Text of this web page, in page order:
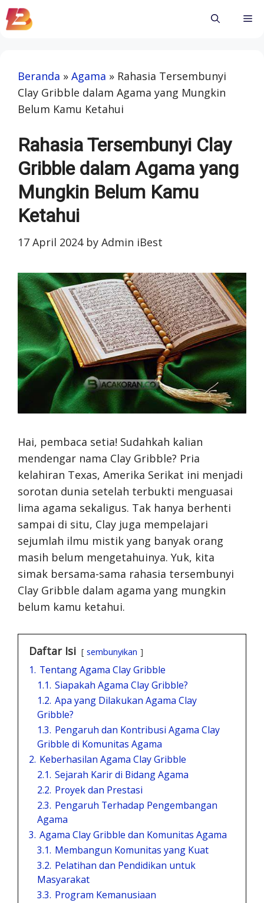
Skip
to
Beranda » Agama » Rahasia Tersembunyi
Clay Gribble dalam Agama yang Mungkin
Belum Kamu Ketahui
Rahasia Tersembunyi Clay
Gribble dalam Agama yang
Mungkin Belum Kamu
Ketahui
17 April 2024 by Admin iBest
Hai, pembaca setia! Sudahkah kalian
mendengar nama Clay Gribble? Pria
kelahiran Texas, Amerika Serikat ini menjadi
sorotan dunia setelah terbukti menguasai
lima agama sekaligus. Tak hanya berhenti
sampai di situ, Clay juga mempelajari
sejumlah ilmu mistik yang banyak orang
masih belum mengetahuinya. Yuk, kita
simak bersama-sama rahasia tersembunyi
Clay Gribble dalam agama yang mungkin
belum kamu ketahui.
Daftar Isi sembunyikan
1. Tentang Agama Clay Gribble
1.1. Siapakah Agama Clay Gribble?
1.2. Apa yang Dilakukan Agama Clay
Gribble?
1.3. Pengaruh dan Kontribusi Agama Clay
Gribble di Komunitas Agama
2. Keberhasilan Agama Clay Gribble
2.1. Sejarah Karir di Bidang Agama
2.2. Proyek dan Prestasi
2.3. Pengaruh Terhadap Pengembangan
Agama
3. Agama Clay Gribble dan Komunitas Agama
3.1. Membangun Komunitas yang Kuat
3.2. Pelatihan dan Pendidikan untuk
Masyarakat
3.3. Program Kemanusiaan